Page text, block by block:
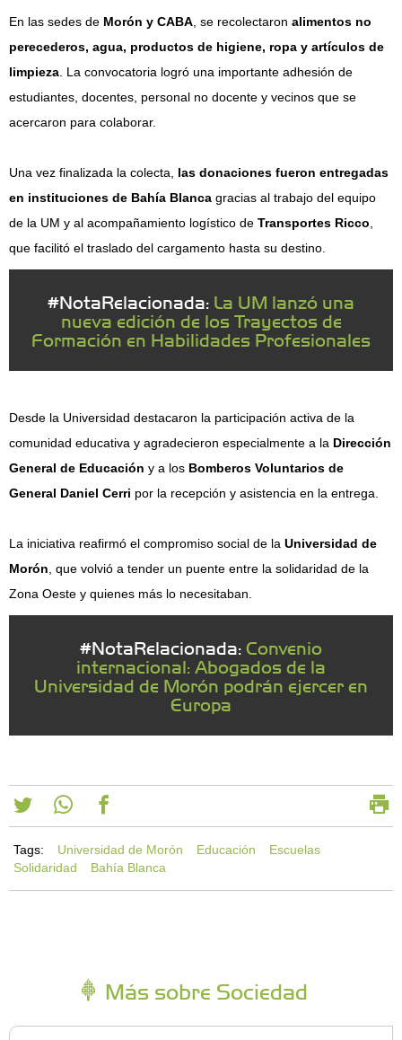
En las sedes de Morón y CABA , se recolectaron alimentos no
perecederos, agua, productos de higiene, ropa y artículos de
limpieza . La convocatoria logró una importante adhesión de
estudiantes, docentes, personal no docente y vecinos que se
acercaron para colaborar.
Una vez finalizada la colecta, las donaciones fueron entregadas
en instituciones de Bahía Blanca gracias al trabajo del equipo
de la UM y al acompañamiento logístico de Transportes Ricco
que facilitó el traslado del cargamento hasta su destino.
#NotaRelacionada: La UM lanzó una
nueva edición de los Trayectos de
Formación en Habilidades Profesionales
Desde la Universidad destacaron la participación activa de la
comunidad educativa y agradecieron especialmente a la Dirección
General de Educación y a los Bomberos Voluntarios de
General Daniel Cerri por la recepción y asistencia en la entrega.
La iniciativa reafirmó el compromiso social de la Universidad de
Morón , que volvió a tender un puente entre la solidaridad de la
Zona Oeste y quienes más lo necesitaban.
#NotaRelacionada: Convenio
internacional: Abogados de la
Universidad de Morón podrán ejercer en
Europa
Tags: Universidad de Morón Educación
Escuelas
Solidaridad
Bahía Blanca
Más sobre Sociedad